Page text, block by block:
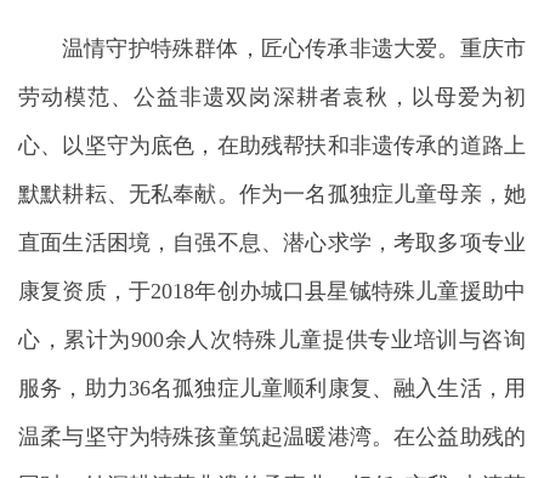
温情守护特殊群体，匠心传承非遗大爱。重庆市
劳动模范、公益非遗双岗深耕者袁秋，以母爱为初
心、以坚守为底色，在助残帮扶和非遗传承的道路上
默默耕耘、无私奉献。作为一名孤独症儿童母亲，她
直面生活困境，自强不息、潜心求学，考取多项专业
康复资质，于2018年创办城口县星铖特殊儿童援助中
心，累计为900余人次特殊儿童提供专业培训与咨询
服务，助力36名孤独症儿童顺利康复、融入生活，用
温柔与坚守为特殊孩童筑起温暖港湾。在公益助残的